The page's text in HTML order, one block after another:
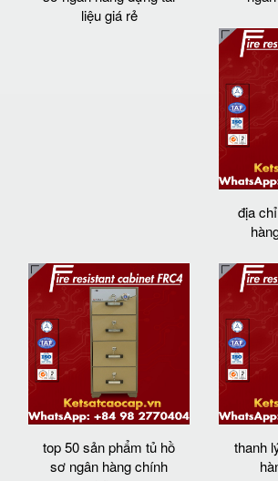
liệu giá rẻ
địa
top 50 sản phẩm tủ hồ
sơ ngân hàng chính
thanh